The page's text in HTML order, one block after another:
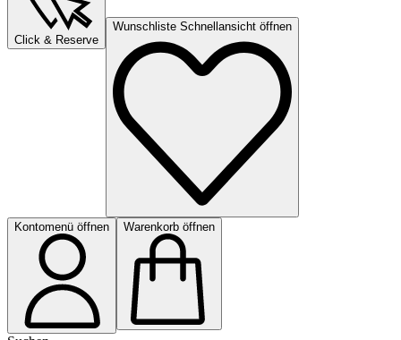
Click & Reserve
Wunschliste Schnellansicht öffnen
Kontomenü öffnen Warenkorb öffnen